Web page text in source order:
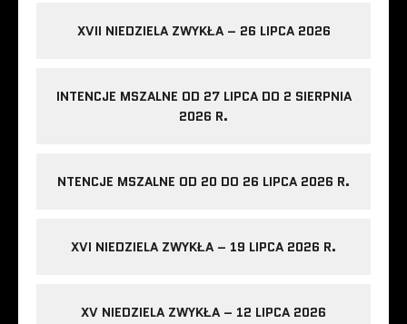
XVII NIEDZIELA ZWYKŁA – 26 LIPCA 2026
INTENCJE MSZALNE OD 27 LIPCA DO 2 SIERPNIA
2026 R.
NTENCJE MSZALNE OD 20 DO 26 LIPCA 2026 R.
XVI NIEDZIELA ZWYKŁA – 19 LIPCA 2026 R.
XV NIEDZIELA ZWYKŁA – 12 LIPCA 2026